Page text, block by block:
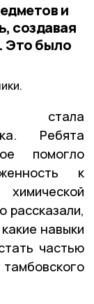
и
создавая
Это было
стала
Ребята
помогло
к
рассказали,
навыки
частью